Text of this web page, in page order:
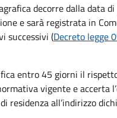
decorre dalla data
e sarà registrata in
successivi (Decreto legge
entro45 giorni il
vigente e accerta
residenza all’indirizzo